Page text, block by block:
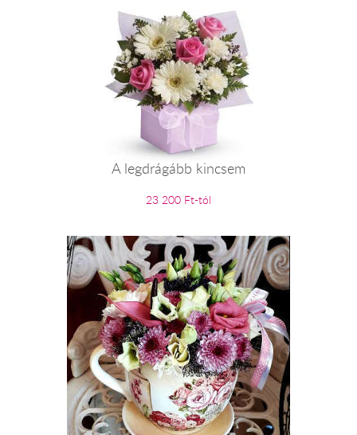
A legdrágább kincsem
23 200 Ft-tól